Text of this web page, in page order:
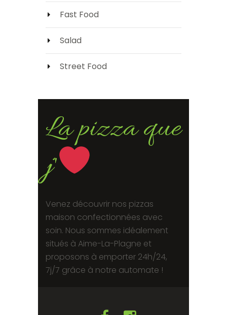
Fast Food
Salad
Street Food
La pizza que
j'
Venez découvrir nos pizzas
maison confectionnées avec
soin. Nous sommes idéalement
situés à Aime-La-Plagne et
proposons à emporter 24h/24,
7j/7 grâce à notre automate !